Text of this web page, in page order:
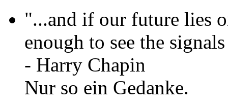
"...and if our future lies
enough to see the
- Harry Chapin
Nur so ein Gedanke.